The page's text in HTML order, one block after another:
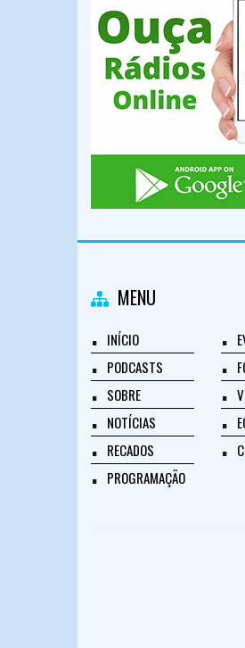
MENU
INÍCIO
PODCASTS
SOBRE
NOTÍCIAS
RECADOS
PROGRAMAÇÃO